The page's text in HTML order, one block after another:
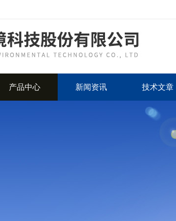
产品中心 新闻资讯 技术文章